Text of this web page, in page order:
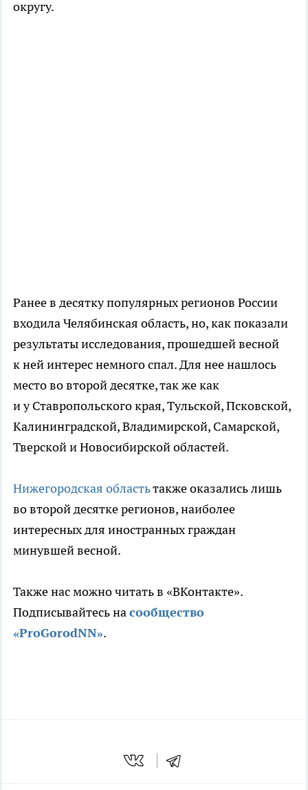
округу.
Ранее в десятку популярных регионов России
входила Челябинская область, но, как показали
результаты исследования, прошедшей весной
к ней интерес немного спал. Для нее нашлось
место во второй десятке, так же как
и у Ставропольского края, Тульской, Псковской,
Калининградской, Владимирской, Самарской,
Тверской и Новосибирской областей.
Нижегородская областьтакже оказались лишь
во второй десятке регионов, наиболее
интересных для иностранных граждан
минувшей весной.
Также нас можно читать в «ВКонтакте».
Подписывайтесь насообщество
«ProGorodNN».